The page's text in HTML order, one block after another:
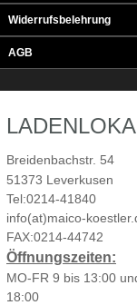
Widerrufsbelehrung
AGB
Breidenbachstr. 54
51373 Leverkusen
Tel:0214-41840
info(at)maico-
FAX:0214-44742
Öffnungszeiten:
MO-FR 9 bis 13:00
18:00